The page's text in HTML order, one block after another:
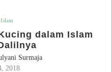
dalam Islam
Surmaja
2018